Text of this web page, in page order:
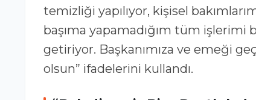
temizliği yapılıyor, kişisel
başıma yapamadığım tüm
getiriyor. Başkanımıza ve emeği
olsun” ifadelerini kullandı.